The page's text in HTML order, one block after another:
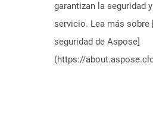
garantizan la seguridad
servicio. Lea más sobre
seguridad de Aspose]
(https://